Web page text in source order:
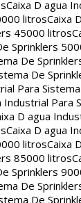
Caixa D agua
litrosCaixa
45000 litros
Sprinklers
De
De
Para
Industrial Para
D agua
Caixa D agua
litrosCaixa
85000 litros
Sprinklers
De
De